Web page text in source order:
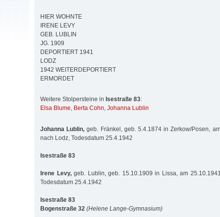
HIER WOHNTE
IRENE LEVY
GEB. LUBLIN
JG. 1909
DEPORTIERT 1941
LODZ
1942 WEITERDEPORTIERT
ERMORDET
Weitere Stolpersteine in Isestraße 83:
Elsa Blume, Berta Cohn, Johanna Lublin
Johanna Lublin, geb. Fränkel, geb. 5.4.1874 in Zerkow/Posen,
nach Lodz, Todesdatum 25.4.1942
Isestraße 83
Irene Levy,geb. Lublin, geb. 15.10.1909 in Lissa, am
Todesdatum 25.4.1942
Isestraße 83
Bogenstraße 32 (Helene Lange-Gymnasium)